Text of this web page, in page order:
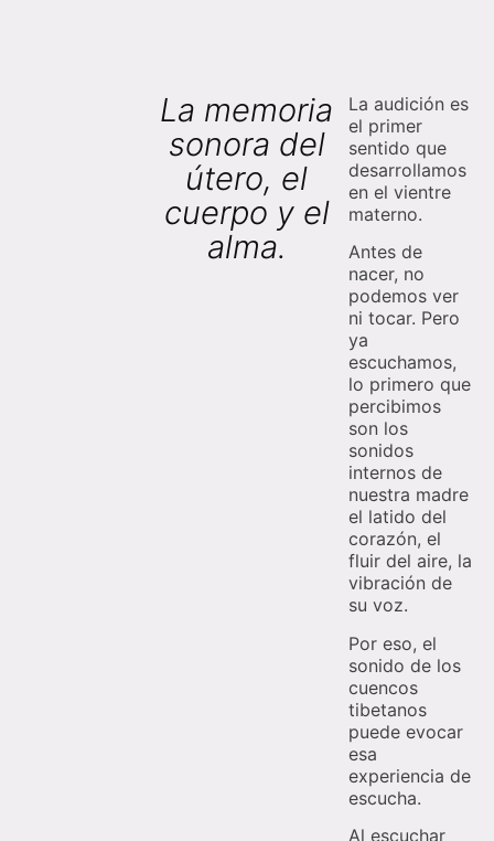
La memoria
sonora del
útero, el
cuerpo y el
alma.
La audición es
el primer
sentido que
desarrollamos
en el vientre
materno.
Antes de
nacer, no
podemos ver
ni tocar. Pero
ya
escuchamos,
lo primero que
percibimos
son los
sonidos
internos de
nuestra madre
el latido del
corazón, el
fluir del aire, la
vibración de
su voz.
Por eso, el
sonido de los
cuencos
tibetanos
puede evocar
esa
experiencia de
escucha.
Al escuchar